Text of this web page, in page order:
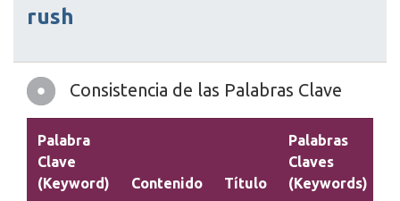
rush
Consistencia de las Palabras Clave
Palabra
Clave
(Keyword)
Contenido Título
Palabras
Claves
(Keywords)